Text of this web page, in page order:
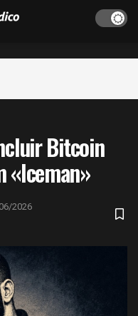
Bitcoin
«Iceman»
2026